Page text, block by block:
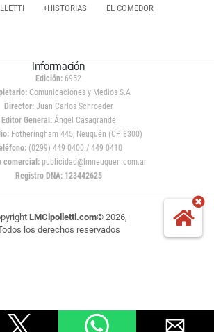
+HISTORIAS EL COMEDOR
Información
Edición: 6952
Comunicaciones y Medios S.A
Director: Juan Carlos Schroeder
Editor General:Ángel Casagrande
Fotheringham 445, Neuquén (CP 8300)
(0299) 449 0400 / 449 0410
comercial: publicidad@lmneuquen.com.ar
Registro DNA: 123442625
LMCipolletti.com© 2026,
los derechos reservados